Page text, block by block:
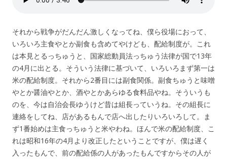
それから戦争がだんだん激しくなってね、僕ら役場におって、
いろいろ主食やとか副食も含めてやけども、配給制度が。これ
は本見とるっちゅうと、国家総動員法っちゅう法律が国で13年
の4月に出とる。そういう法律に基づいて、いろいろまず第一は
米の配給制度。それから2番目には副食関係。副食ちゅうと味噌
やとか醤油やとか、酒やとかあらゆる食料品やね。そういうも
のを、今は自治会長ゆうけど昔は組長っていうね。その組長に
連絡をしてね、店があるもんで店へ出したりいろいろして。ま
ず1番始めは主食っちゅうと米やわね。ほんで米の配給制度、こ
れは昭和16年の4月より改正したということですが、僕は遅く
入ったもんで、前の配給係の人があったもんですからその人が